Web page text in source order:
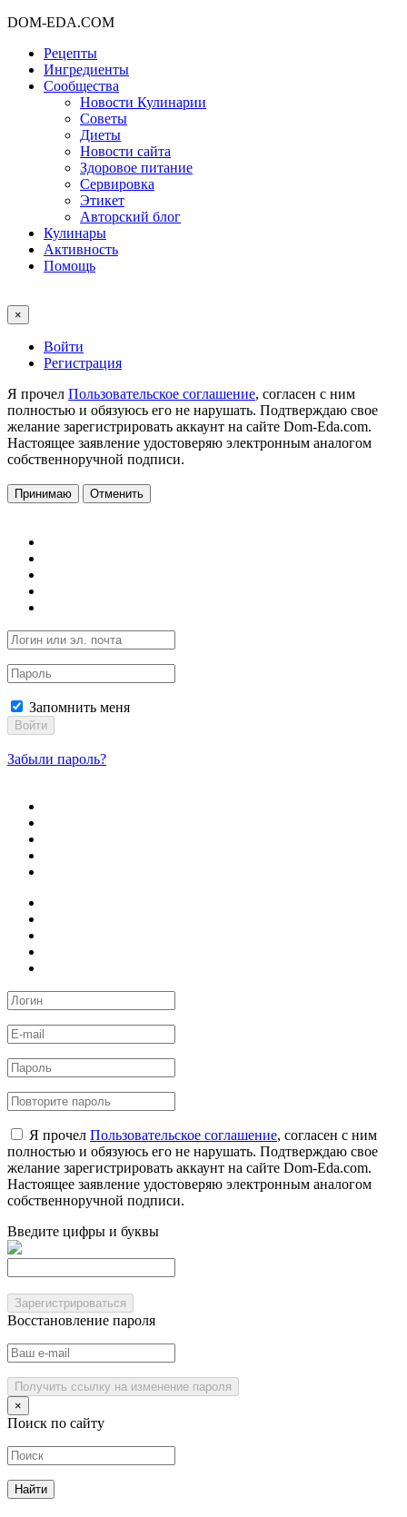
DOM-EDA.COM
Рецепты
Ингредиенты
Сообщества
Новости Кулинарии
Советы
Диеты
Новости сайта
Здоровое питание
Сервировка
Этикет
Авторский блог
Кулинары
Активность
Помощь
×
Войти
Регистрация
Я прочел Пользовательское соглашение, согласен с ним
полностью и обязуюсь его не нарушать. Подтверждаю свое
желание зарегистрировать аккаунт на сайте Dom-Eda.com.
Настоящее заявление удостоверяю электронным аналогом
собственноручной подписи.
Принимаю Отменить
Запомнить меня
Войти
Забыли пароль?
Я прочел Пользовательское соглашение, согласен с ним
полностью и обязуюсь его не нарушать. Подтверждаю свое
желание зарегистрировать аккаунт на сайте Dom-Eda.com.
Настоящее заявление удостоверяю электронным аналогом
собственноручной подписи.
Введите цифры и буквы
Зарегистрироваться
Восстановление пароля
Получить ссылку на изменение пароля
×
Поиск по сайту